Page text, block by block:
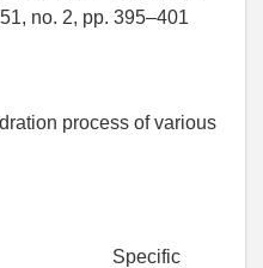
no. 2, pp. 395–401
process of various
Specific